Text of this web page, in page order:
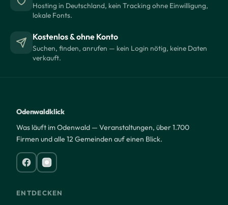
Hosting in Deutschland, kein Tracking ohne Einwilligung,
lokale Fonts.
Kostenlos & ohne Konto
Suchen, finden, anrufen — kein Login nötig, keine Daten
verkauft.
Odenwaldklick
Was läuft im Odenwald — Veranstaltungen, über 1.700
Firmen und alle 12 Gemeinden auf einen Blick.
ENTDECKEN